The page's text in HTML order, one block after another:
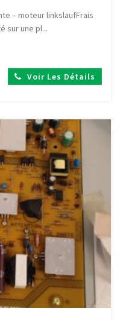
– moteur linkslaufFrais
sur une pl...
Voir Les Détails